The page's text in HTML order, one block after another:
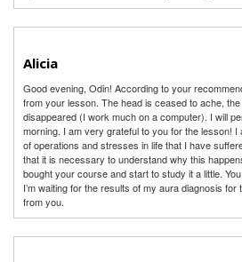
Good evening, Odin! According to your
from your lesson. The head is ceased to ache,
disappeared (I work much on a computer). I will
morning. I am very grateful to you for the lesson!
of operations and stresses in life that I have
that it is necessary to understand why this
bought your course and start to study it a little.
I’m waiting for the results of my aura diagnosis
from you.
Alicia